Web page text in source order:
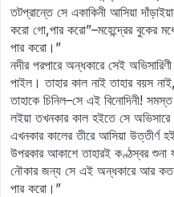
তটপ্রান্তে সে একাকিনী আসিয়া
করো গো,পার করো”–মহেন্দ্রের বুকের
পার করো।”
নদীর পরপারে অন্ধকারে সেই
পাইল। তাহার কাল নাই তাহার বয়স
তাহাকে চিনিল–সে এই বিনোদিনী!
লইয়া তখনকার কাল হইতে সে অভিসারে
এখনকার কালের তীরে আসিয়া উত্তীর্ণ
উপরকার আকাশে তাহারই কণ্ঠস্বর
নৌকার জন্য সে এই অন্ধকারে আর
পার করো।”